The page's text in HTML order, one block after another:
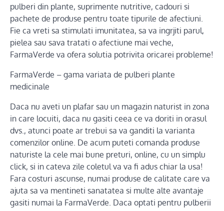
pulberi din plante, suprimente nutritive, cadouri si
pachete de produse pentru toate tipurile de afectiuni.
Fie ca vreti sa stimulati imunitatea, sa va ingrjiti parul,
pielea sau sava tratati o afectiune mai veche,
FarmaVerde va ofera solutia potrivita oricarei probleme!
FarmaVerde – gama variata de pulberi plante
medicinale
Daca nu aveti un plafar sau un magazin naturist in zona
in care locuiti, daca nu gasiti ceea ce va doriti in orasul
dvs., atunci poate ar trebui sa va ganditi la varianta
comenzilor online. De acum puteti comanda produse
naturiste la cele mai bune preturi, online, cu un simplu
click, si in cateva zile coletul va va fi adus chiar la usa!
Fara costuri ascunse, numai produse de calitate care va
ajuta sa va mentineti sanatatea si multe alte avantaje
gasiti numai la FarmaVerde. Daca optati pentru pulberii